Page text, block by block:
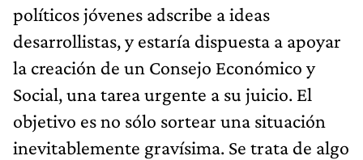
políticos jóvenes adscribe a ideas
desarrollistas, y estaría dispuesta a apoyar
la creación de un Consejo Económico y
Social, una tarea urgente a su juicio. El
objetivo es no sólo sortear una situación
inevitablemente gravísima. Se trata de algo